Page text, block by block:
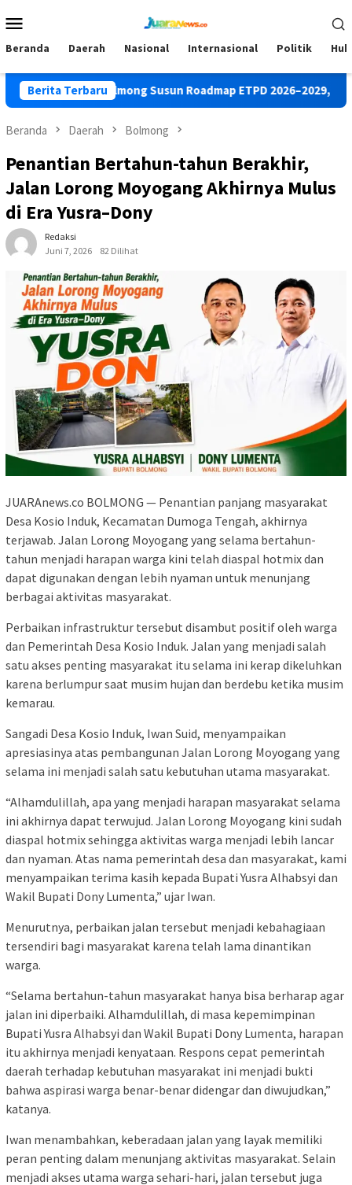
ke
Mobile
Beranda Daerah Nasional Internasional Politik
Berita Terbaru
BKD Bolmong Susun Roadmap ETPD 2026–2029, Perkuat
Beranda Daerah Bolmong
Penantian Bertahun-tahun Berakhir,
Jalan Lorong Moyogang Akhirnya Mulus
di Era Yusra–Dony
Redaksi
Juni 7, 2026
82 Dilihat
JUARAnews.co BOLMONG — Penantian panjang masyarakat
Desa Kosio Induk, Kecamatan Dumoga Tengah, akhirnya
terjawab. Jalan Lorong Moyogang yang selama bertahun-
tahun menjadi harapan warga kini telah diaspal hotmix dan
dapat digunakan dengan lebih nyaman untuk menunjang
berbagai aktivitas masyarakat.
Perbaikan infrastruktur tersebut disambut positif oleh warga
dan Pemerintah Desa Kosio Induk. Jalan yang menjadi salah
satu akses penting masyarakat itu selama ini kerap dikeluhkan
karena berlumpur saat musim hujan dan berdebu ketika musim
kemarau.
Sangadi Desa Kosio Induk, Iwan Suid, menyampaikan
apresiasinya atas pembangunan Jalan Lorong Moyogang yang
selama ini menjadi salah satu kebutuhan utama masyarakat.
“Alhamdulillah, apa yang menjadi harapan masyarakat selama
ini akhirnya dapat terwujud. Jalan Lorong Moyogang kini sudah
diaspal hotmix sehingga aktivitas warga menjadi lebih lancar
dan nyaman. Atas nama pemerintah desa dan masyarakat, kami
menyampaikan terima kasih kepada Bupati Yusra Alhabsyi dan
Wakil Bupati Dony Lumenta,” ujar Iwan.
Menurutnya, perbaikan jalan tersebut menjadi kebahagiaan
tersendiri bagi masyarakat karena telah lama dinantikan
warga.
“Selama bertahun-tahun masyarakat hanya bisa berharap agar
jalan ini diperbaiki. Alhamdulillah, di masa kepemimpinan
Bupati Yusra Alhabsyi dan Wakil Bupati Dony Lumenta, harapan
itu akhirnya menjadi kenyataan. Respons cepat pemerintah
daerah terhadap kebutuhan masyarakat ini menjadi bukti
bahwa aspirasi warga benar-benar didengar dan diwujudkan,”
katanya.
Iwan menambahkan, keberadaan jalan yang layak memiliki
peran penting dalam menunjang aktivitas masyarakat. Selain
menjadi akses utama warga sehari-hari, jalan tersebut juga